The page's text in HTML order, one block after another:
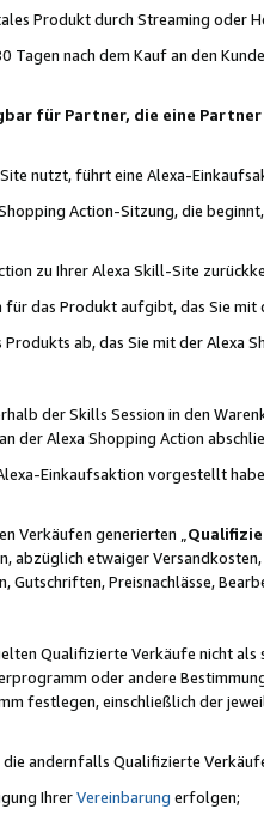
Produkt durch Streaming oder
nach dem Kauf an den
für Partner, die eine
nutzt, führt eine Alexa-
Action-Sitzung, die
zu Ihrer Alexa Skill-Site
das Produkt aufgibt, das Sie mit
Produkts ab, das Sie mit der Alexa
der Skills Session in den
der Alexa Shopping Action
Einkaufsaktion vorgestellt
Verkäufen generierten „
abzüglich etwaiger
Gutschriften, Preisnachlässe,
Qualifizierte Verkäufe nicht
oder andere
festlegen, einschließlich der
andernfalls Qualifizierte
IhrerVereinbarung erfolgen;